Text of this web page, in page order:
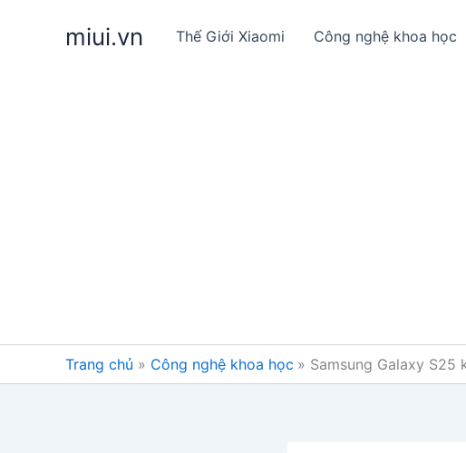
miui.vn Thế Giới Xiaomi Công nghệ khoa học
Trang chủ Công nghệ khoa học Samsung Galaxy S25